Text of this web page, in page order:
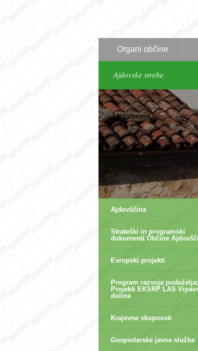
Organi občine
Ajdovske strehe
Ajdovščina
Strateški in programski
dokumenti Občine
Evropski projekti
Program razvoja podeželja:
Projekti EKSRP LAS
dolina
Krajevne skupnosti
Gospodarske javne službe